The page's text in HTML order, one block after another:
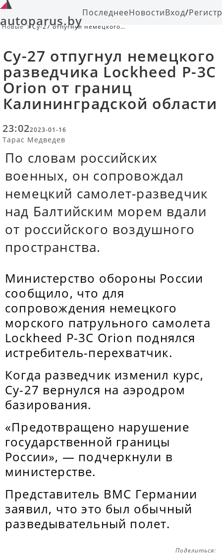
autoparus.byПоследнееНовостиВход/
Новые
Су-27 отпугнул немецкого
Су-27 отпугнул немецкого
разведчика Lockheed P-3C
Orion от границ
Калининградской области
23:022023-01-16
Тарас Медведев
По словам российских
военных, он сопровождал
немецкий самолет-разведчик
над Балтийским морем вдали
от российского воздушного
пространства.
Министерство обороны России
сообщило, что для
сопровождения немецкого
морского патрульного самолета
Lockheed P-3C Orion поднялся
истребитель-перехватчик.
Когда разведчик изменил курс,
Су-27 вернулся на аэродром
базирования.
«Предотвращено нарушение
государственной границы
России», — подчеркнули в
министерстве.
Представитель ВМС Германии
заявил, что это был обычный
разведывательный полет.
Поделиться: